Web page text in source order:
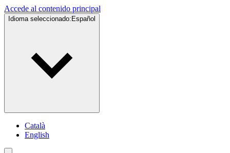
Accede al contenido principal
Idioma seleccionado: Español
Català
English